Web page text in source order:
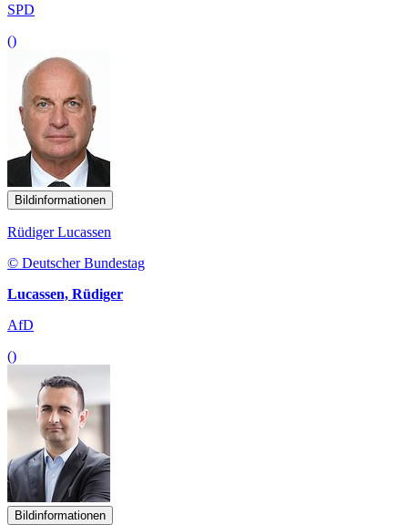
SPD
()
Bildinformationen
Rüdiger Lucassen
© Deutscher Bundestag
Lucassen, Rüdiger
AfD
()
Bildinformationen